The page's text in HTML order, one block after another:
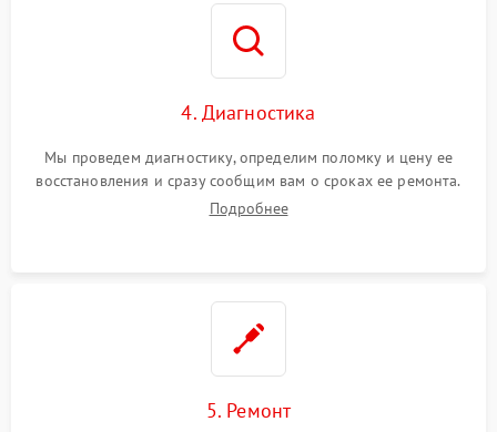
4. Диагностика
Мы проведем диагностику, определим поломку и цену ее
восстановления и сразу сообщим вам о сроках ее ремонта.
Подробнее
5. Ремонт